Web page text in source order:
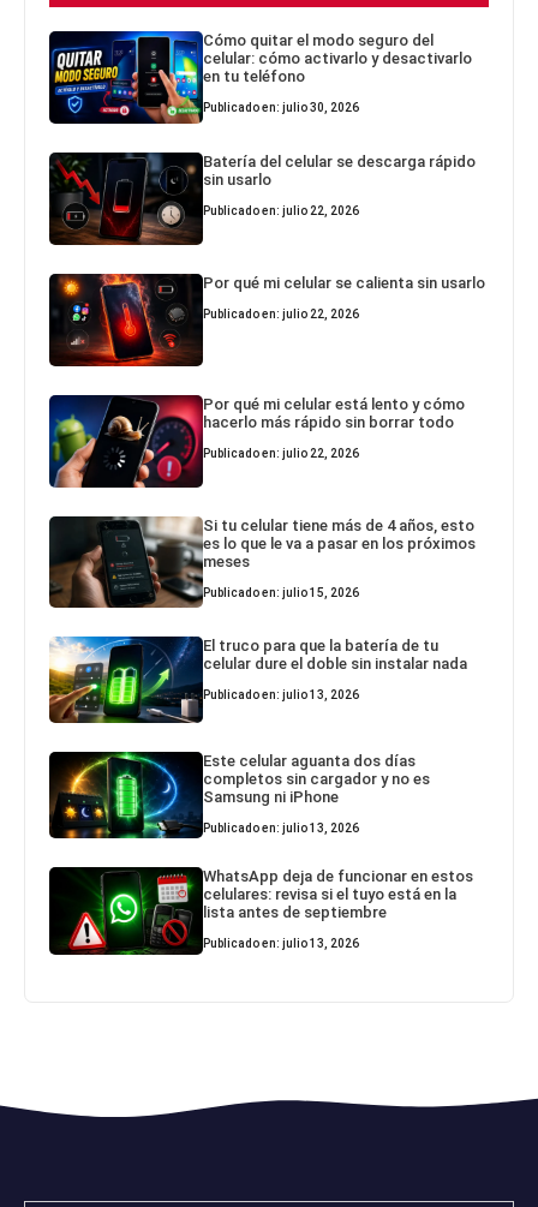
Cómo quitar el modo seguro del
celular: cómo activarlo y desactivarlo
en tu teléfono
Publicado en: julio 30, 2026
Batería del celular se descarga rápido
sin usarlo
Publicado en: julio 22, 2026
Por qué mi celular se calienta sin usarlo
Publicado en: julio 22, 2026
Por qué mi celular está lento y cómo
hacerlo más rápido sin borrar todo
Publicado en: julio 22, 2026
Si tu celular tiene más de 4 años, esto
es lo que le va a pasar en los próximos
meses
Publicado en: julio 15, 2026
El truco para que la batería de tu
celular dure el doble sin instalar nada
Publicado en: julio 13, 2026
Este celular aguanta dos días
completos sin cargador y no es
Samsung ni iPhone
Publicado en: julio 13, 2026
WhatsApp deja de funcionar en estos
celulares: revisa si el tuyo está en la
lista antes de septiembre
Publicado en: julio 13, 2026